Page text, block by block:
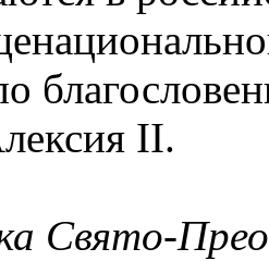
II.
Свято-